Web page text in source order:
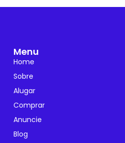
Menu
Home
Sobre
Alugar
Comprar
Anuncie
Blog